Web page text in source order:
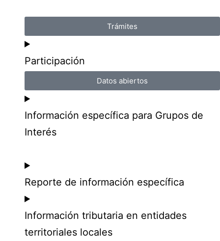
Trámites
Participación
Datos abiertos
Información específica para Grupos de
Interés
Reporte de información específica
Información tributaria en entidades
territoriales locales